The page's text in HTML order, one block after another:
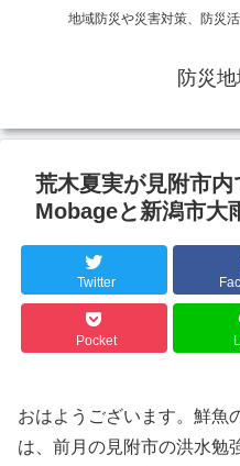
地域防災や災害対策、防災
防災
荒木夏実が見附市
Mobageと新潟市大
Twitter
Pocket
おはようございます。鮮魚
は、前月の見附市の洪水勉